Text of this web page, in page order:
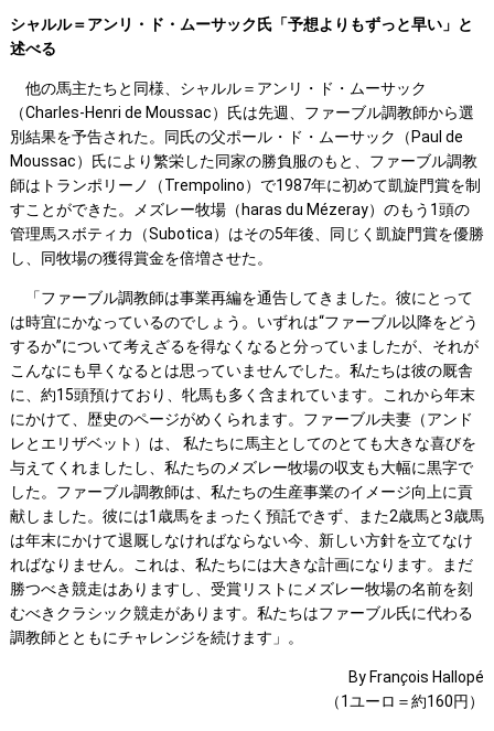
シャルル＝アンリ・ド・ムーサック氏「予想よりもずっと早い」と
述べる
他の馬主たちと同様、シャルル＝アンリ・ド・ムーサック
（Charles-Henri de Moussac）氏は先週、ファーブル調教師から選
別結果を予告された。同氏の父ポール・ド・ムーサック（Paul de
Moussac）氏により繁栄した同家の勝負服のもと、ファーブル調教
師はトランポリーノ（Trempolino）で1987年に初めて凱旋門賞を制
すことができた。メズレー牧場（haras du Mézeray）のもう1頭の
管理馬スボティカ（Subotica）はその5年後、同じく凱旋門賞を優勝
し、同牧場の獲得賞金を倍増させた。
「ファーブル調教師は事業再編を通告してきました。彼にとって
は時宜にかなっているのでしょう。いずれは“ファーブル以降をどう
するか”について考えざるを得なくなると分っていましたが、それが
こんなにも早くなるとは思っていませんでした。私たちは彼の厩舎
に、約15頭預けており、牝馬も多く含まれています。これから年末
にかけて、歴史のページがめくられます。ファーブル夫妻（アンド
レとエリザベット）は、 私たちに馬主としてのとても大きな喜びを
与えてくれましたし、私たちのメズレー牧場の収支も大幅に黒字で
した。ファーブル調教師は、私たちの生産事業のイメージ向上に貢
献しました。彼には1歳馬をまったく預託できず、また2歳馬と3歳馬
は年末にかけて退厩しなければならない今、新しい方針を立てなけ
ればなりません。これは、私たちには大きな計画になります。まだ
勝つべき競走はありますし、受賞リストにメズレー牧場の名前を刻
むべきクラシック競走があります。私たちはファーブル氏に代わる
調教師とともにチャレンジを続けます」。
By François Hallopé
（1ユーロ＝約160円）